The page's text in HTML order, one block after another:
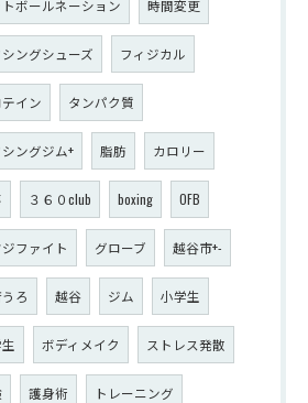
ボールネーション 時間変更
ングシューズ フィジカル
イン タンパク質
ングジム+ 脂肪 カロリー
３６０club boxing OFB
ファイト グローブ 越谷市+-
ろ 越谷 ジム 小学生
ボディメイク ストレス発散
護身術 トレーニング